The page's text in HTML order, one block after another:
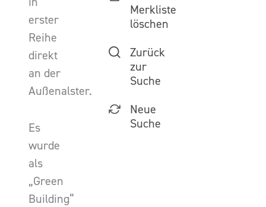
erster
Reihe
direkt
an der
Außenalster.
Es
wurde
als
„Green
Building“
Merkliste
löschen
Zurück
zur
Suche
Neue
Suche